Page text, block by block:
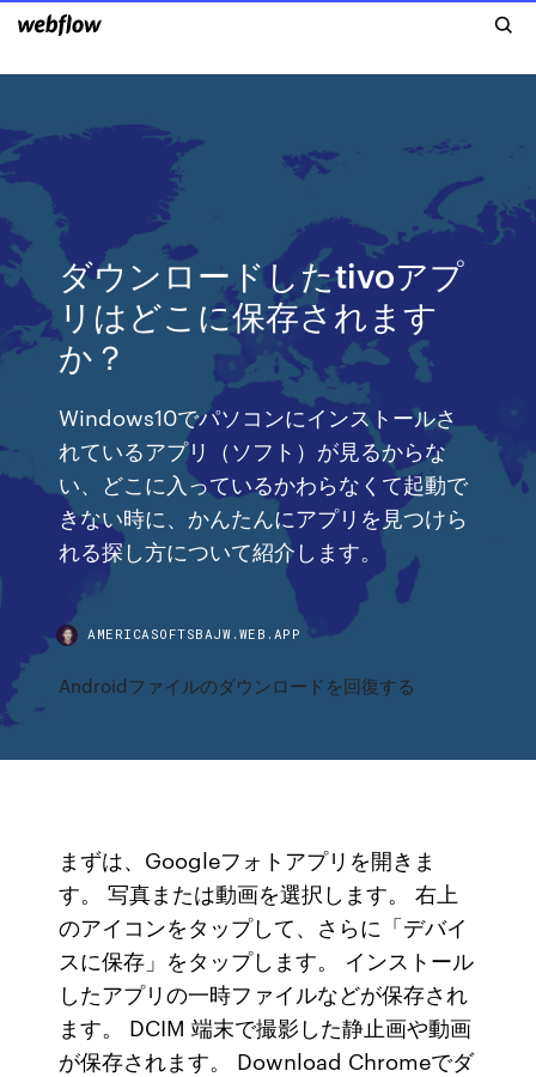
ダウンロードしたtivoアプ
リはどこに保存されます
か？
Windows10でパソコンにインストールさ
れているアプリ（ソフト）が見るからな
い、どこに入っているかわらなくて起動で
きない時に、かんたんにアプリを見つけら
れる探し方について紹介します。
AMERICASOFTSBAJW.WEB.APP
Androidファイルのダウンロードを回復する
まずは、Googleフォトアプリを開きま
す。 写真または動画を選択します。 右上
のアイコンをタップして、さらに「デバイ
スに保存」をタップします。 インストール
したアプリの一時ファイルなどが保存され
ます。 DCIM 端末で撮影した静止画や動画
が保存されます。 Download Chromeでダ